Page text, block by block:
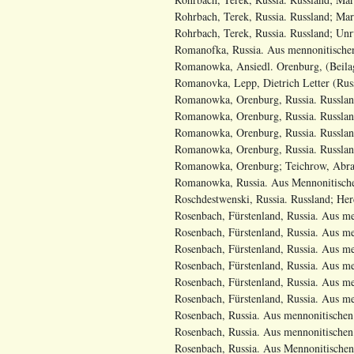
Rohrbach, Terek, Russia. Russland;
Rohrbach, Terek, Russia. Russland;
Romanofka, Russia. Aus
Romanowka, Ansiedl. Orenburg,
Romanovka, Lepp, Dietrich Letter
Romanowka, Orenburg, Russia.
Romanowka, Orenburg, Russia.
Romanowka, Orenburg, Russia.
Romanowka, Orenburg, Russia.
Romanowka, Orenburg; Teichrow,
Romanowka, Russia. Aus
Roschdestwenski, Russia. Russland;
Rosenbach, Fürstenland, Russia. Aus
Rosenbach, Fürstenland, Russia. Aus
Rosenbach, Fürstenland, Russia. Aus
Rosenbach, Fürstenland, Russia. Aus
Rosenbach, Fürstenland, Russia. Aus
Rosenbach, Fürstenland, Russia. Aus
Rosenbach, Russia. Aus
Rosenbach, Russia. Aus
Rosenbach, Russia. Aus